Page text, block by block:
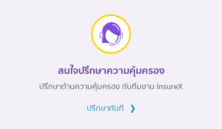
สนใจปรึกษาความคุ้มครอง
ปรึกษาด้านความคุ้มครอง กับทีมงาน InsureX
ปรึกษาทันที ❯